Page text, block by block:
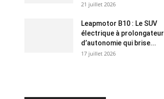
21 juillet 2026
Leapmotor B10 : Le SUV
électrique à prolongateur
d’autonomie qui brise...
17 juillet 2026